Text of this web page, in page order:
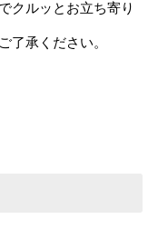
クルッとお立ち寄り
了承ください。